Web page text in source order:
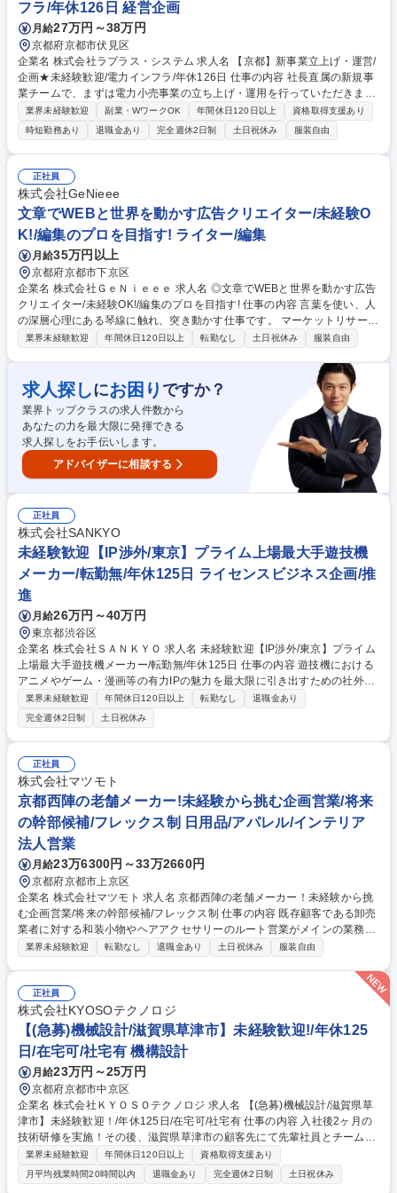
信・運営 募集職種 未経験◎［医学生・研修医のキャリア支援(企画・運
営)］在宅可/転居伴う転勤無
フラ/年休126日 経営企画
月給27万円～38万円
京都府京都市伏見区
企業名 株式会社ラプラス・システム 求人名 【京都】新事業立上げ・運営/
企画★未経験歓迎/電力インフラ/年休126日 仕事の内容 社長直属の新規事
業チームで、まずは電力小売事業の立ち上げ・運用を行っていただきま
す。実務のサポートや業務の仕組み作りから参画し、将来的に事業のコア
人材への成長を期待しています。 ・電力小売事業立ち上げに向けた実務サ
ポートと運営 ・新規事業に関するリサーチや資料作成 ・他部門との連携
サポートとプロジェクト推進のアシスタント ・日本最大級の太陽光関連デ
ータを活用したサービス企画の補佐 等 事務作業を含めた仕組み作りから
関与いただきます。事業のゴールを見据えて自ら手を動かし成長できる魅
力的なポジションです。 募集職種 【京都】新事業立上げ・運営/企画★未
経験歓迎/電力インフラ/年休126日
業界未経験歓迎 副業・WワークOK 年間休日120日以上
資格取得支援あり
時短勤務あり
退職金あり 完全週休2日制 土日祝休み 服装自由
正社員
株式会社GeNieee
文章でWEBと世界を動かす広告クリエイター/未経験O
K!/編集のプロを目指す! ライター/編集
月給35万円以上
京都府京都市下京区
企業名 株式会社ＧｅＮｉｅｅｅ 求人名 ◎文章でWEBと世界を動かす広告
クリエイター/未経験OK!/編集のプロを目指す! 仕事の内容 言葉を使い、人
の深層心理にある琴線に触れ、突き動かす仕事です。 マーケットリサーチ
や深い仮説思考を通して広告作成し、クライアントの企業成長にダイレク
場調査・競合分析 ■広告クリエイティブの企画・制作ディレクション ■広
告効果測定・データ分析・改善提案 ■運用チーム連携・プロジェクト進行
管理 【魅力】Google・LINE・TikTok広告で業界1位の配信実績を生んだ
ノウハウを元に日本トップクラスのWEB広告マーケティングスキルを得ら
れます 募集職種 ◎文章でWEBと世界を動かす広告クリエイター/未経験O
K!/編集のプロを目指す!
業界未経験歓迎 年間休日120日以上 転勤なし 土日祝休み 服装自由
求人探しにお困り ですか？
業界トップクラスの求人件数から
あなたの力を最大限に発揮できる
求人探しをお手伝いします。
アドバイザーに相談する
正社員
株式会社SANKYO
未経験歓迎【IP渉外/東京】プライム上場最大手遊技機
メーカー/転勤無/年休125日 ライセンスビジネス企画/推
進
月給26万円～40万円
東京都渋谷区
企業名 株式会社ＳＡＮＫＹＯ 求人名 未経験歓迎【IP渉外/東京】プライム
上場最大手遊技機メーカー/転勤無/年休125日 仕事の内容 遊技機における
アニメやゲーム・漫画等の有力IPの魅力を最大限に引き出すための社外と
のライセンス交渉や契約、社内ディレクションをお任せします。パチン
コ・パチスロの遊技機化へ向けたリサーチ等も担当します。 ■遊技機化す
るIP(アニメ/漫画/ゲーム等)に関するリサーチと社内提案 ■IP保有元との遊
技機化許諾の交渉 ■契約条件の調整及び締結 ■監修対応(映像、音声、スト
ーリー等の確認など) 外部の版権元との信頼関係を構築して遊技機化プロ
ジェクトを進める重要な役割を担います。 募集職種 未経験歓迎【IP渉外/
東京】プライム上場最大手遊技機メーカー/転勤無/年休125日
業界未経験歓迎 年間休日120日以上 転勤なし
退職金あり
完全週休2日制
土日祝休み
正社員
株式会社マツモト
京都西陣の老舗メーカー!未経験から挑む企画営業/将来
の幹部候補/フレックス制 日用品/アパレル/インテリア
法人営業
月給23万6300円～33万2660円
京都府京都市上京区
企業名 株式会社マツモト 求人名 京都西陣の老舗メーカー！未経験から挑
む企画営業/将来の幹部候補/フレックス制 仕事の内容 既存顧客である卸売
業者に対する和装小物やヘアアクセサリーのルート営業がメインの業務で
す。将来的には商品企画やSNSマーケティング、新規事業の展開まで幅広
様と関係構築を図り、自社デザイナーと連携してクライアントのアイデア
も取り入れた商品化を進めます。営業活動に加え、デジタル刺繍ミシンや
工業用プリンター等のオペレーションや出荷業務にも携わります。現在は
社長が一人で営業を担っており、その業務を引き継ぐと共に、将来は管理
職として経営に参画するキャリアパスも描けます。 募集職種 京都西陣の
老舗メーカー！未経験から挑む企画営業/将来の幹部候補/フレックス制
業界未経験歓迎 転勤なし 退職金あり 土日祝休み 服装自由
正社員
株式会社KYOSOテクノロジ
【(急募)機械設計/滋賀県草津市】未経験歓迎!/年休125
日/在宅可/社宅有 機構設計
月給23万円～25万円
京都府京都市中京区
企業名 株式会社ＫＹＯＳＯテクノロジ 求人名 【(急募)機械設計/滋賀県草
津市】未経験歓迎！/年休125日/在宅可/社宅有 仕事の内容 入社後2ヶ月の
技術研修を実施！その後、滋賀県草津市の顧客先にて先輩社員とチームを
組み、受託した製品の設計開発や課題解決に携わっていただきます。 【研
修】未経験者を想定したカリキュラムで、座学やCAD操作を習得。 【業
務】まずは先輩社員の補助として、空調またはボイラーの図面作成や製品
業界未経験歓迎 年間休日120日以上
資格取得支援あり
月平均残業時間20時間以内
退職金あり 完全週休2日制 土日祝休み